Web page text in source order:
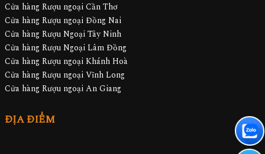
Cửa hàng Rượu ngoại Cần Thơ
Cửa hàng Rượu ngoại Đồng Nai
Cửa hàng Rượu Ngoại Tây Ninh
Cửa hàng Rượu Ngoại Lâm Đồng
Cửa hàng Rượu ngoại Khánh Hoà
Cửa hàng Rượu ngoại Vĩnh Long
Cửa hàng Rượu ngoại An Giang
ĐỊA ĐIỂM